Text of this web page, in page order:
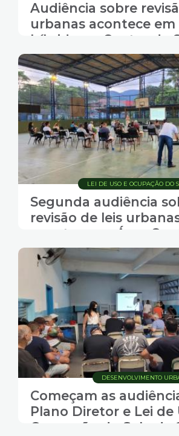
Audiência sobre
urbanas acontece
híbrido no Centro de
LEI DE USO E OCUPAÇÃO DO
Segunda audiência
revisão de leis
acontece na Área
de Santos
DESENVOLVIMENTO
Começam as
Plano Diretor e Lei de
Ocupação do Solo de